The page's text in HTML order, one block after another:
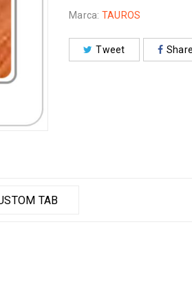
Marca: TAUROS
Tweet Share
TAB